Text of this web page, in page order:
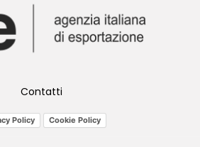
Contatti
Policy Cookie Policy